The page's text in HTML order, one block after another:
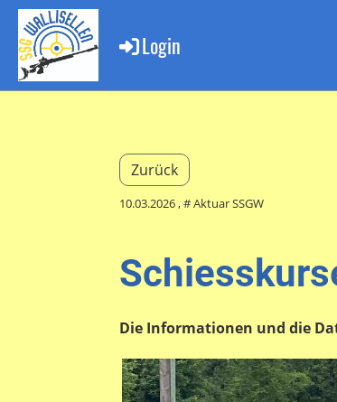
Login
Zurück
10.03.2026, # Aktuar SSGW
Die Informationen und die